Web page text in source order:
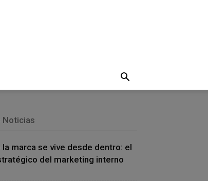
Noticias
la marca se vive desde dentro: el
del marketing interno